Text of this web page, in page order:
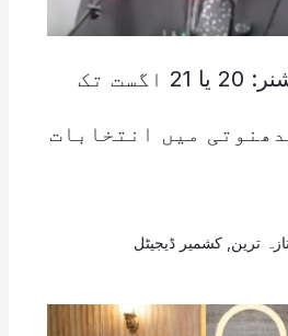
چیف الیکشن کمشنر: 20 یا 21 اگست تک
میں انتخابات
ترین کشمیر ڈیجیٹل